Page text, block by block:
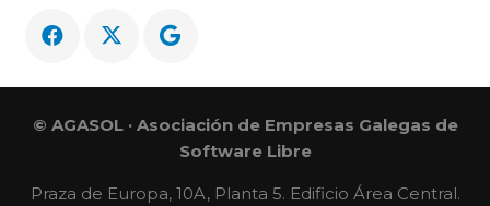
© AGASOL · Asociación de Empresas Galegas de
Software Libre
Praza de Europa, 10A, Planta 5. Edificio Área Central.